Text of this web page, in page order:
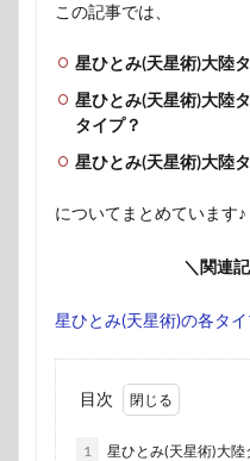
この記事では、
星ひとみ(天星術)大陸
星ひとみ(天星術)大陸
タイプ？
星ひとみ(天星術)大陸
についてまとめています♪
＼関連
星ひとみ(天星術)の各タ
目次
1 星ひとみ(天星術)大